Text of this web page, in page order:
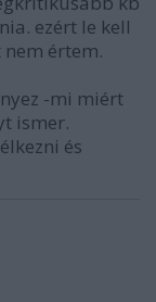
ezért le kell
értem.
-mi miért
ismer.
és